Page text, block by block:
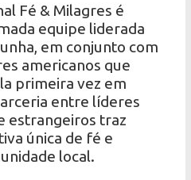
Fé & Milagres é
equipe liderada
em conjunto com
americanos que
primeira vez em
entre líderes
estrangeiros traz
única de fé e
local.